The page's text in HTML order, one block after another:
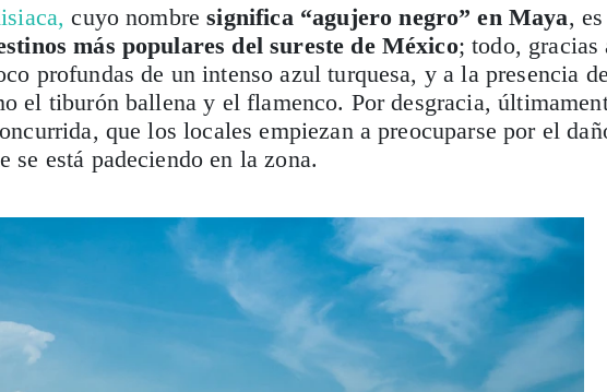
cuyo nombresignifica “agujero negro” en Maya, es
más populares del sureste de México; todo, gracias
profundas de un intenso azul turquesa, y a la presencia de
el tiburón ballena y el flamenco. Por desgracia,
que los locales empiezan a preocuparse por el
se está padeciendo en la zona.